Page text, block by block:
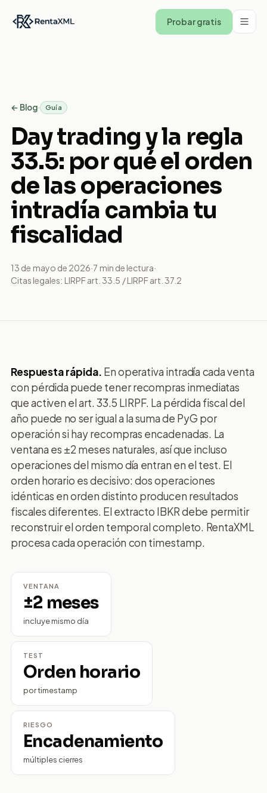
Probar gratis
← Blog· Guía
Day trading y la regla
33.5: por qué el orden
de las operaciones
intradía cambia tu
fiscalidad
13 de mayo de 2026·7 min de lectura·
Citas legales: LIRPF art. 33.5 / LIRPF art. 37.2
Respuesta rápida. En operativa intradía cada venta
con pérdida puede tener recompras inmediatas
que activen el art. 33.5 LIRPF. La pérdida fiscal del
año puede no ser igual a la suma de PyG por
operación si hay recompras encadenadas. La
ventana es ±2 meses naturales, así que incluso
operaciones del mismo día entran en el test. El
orden horario es decisivo: dos operaciones
idénticas en orden distinto producen resultados
fiscales diferentes. El extracto IBKR debe permitir
reconstruir el orden temporal completo. RentaXML
procesa cada operación con timestamp.
VENTANA
±2 meses
incluye mismo día
TEST
Orden horario
por timestamp
RIESGO
Encadenamiento
múltiples cierres